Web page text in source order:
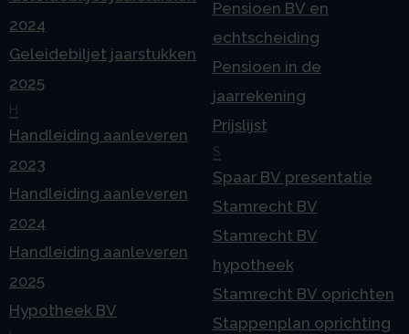
2024
Geleidebiljet jaarstukken
2025
H
Handleiding aanleveren
2023
Handleiding aanleveren
2024
Handleiding aanleveren
2025
Hypotheek BV
Pensioen BV en
echtscheiding
Pensioen in de
jaarrekening
Prijslijst
S
Spaar BV presentatie
Stamrecht BV
Stamrecht BV
hypotheek
Stamrecht BV oprichten
Stappenplan oprichting